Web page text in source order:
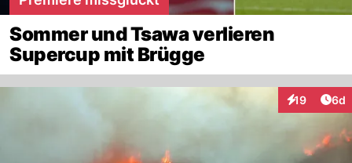
Sommer und Tsawa verlieren
Supercup mit Brügge
19
Interaktionen
6d